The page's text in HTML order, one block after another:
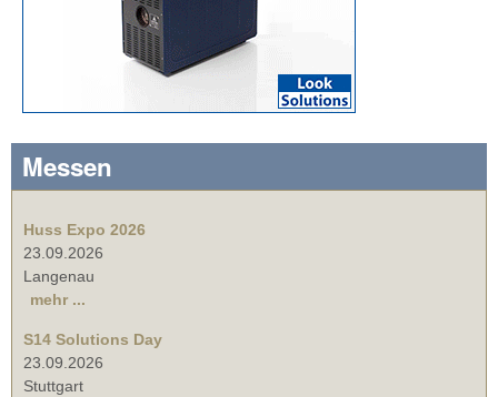
Messen
Huss Expo 2026
23.09.2026
Langenau
mehr ...
S14 Solutions Day
23.09.2026
Stuttgart